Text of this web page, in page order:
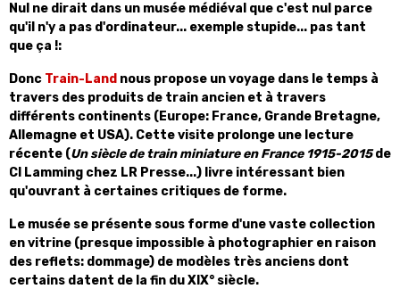
Nul ne dirait dans un musée médiéval que c'est nul parce
qu'il n'y a pas d'ordinateur... exemple stupide... pas tant
que ça !:
Donc Train-Land nous propose un voyage dans le temps à
travers des produits de train ancien et à travers
différents continents (Europe: France, Grande Bretagne,
Allemagne et USA). Cette visite prolonge une lecture
récente (Un siècle de train miniature en France 1915-2015de
Cl Lamming chez LR Presse...) livre intéressant bien
qu'ouvrant à certaines critiques de forme.
Le musée se présente sous forme d'une vaste collection
en vitrine (presque impossible à photographier en raison
des reflets: dommage) de modèles très anciens dont
certains datent de la fin du XIX° siècle.